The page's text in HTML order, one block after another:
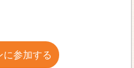
に参加する